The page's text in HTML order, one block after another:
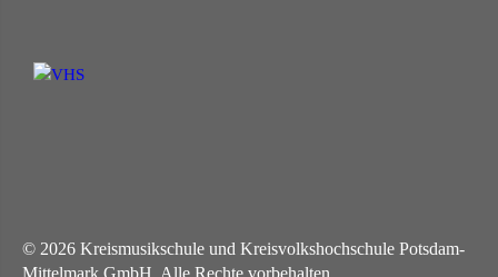
© 2026 Kreismusikschule und Kreisvolkshochschule Potsdam-
Mittelmark GmbH. Alle Rechte vorbehalten.